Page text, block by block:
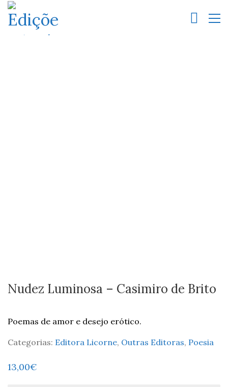
Nudez Luminosa – Casimiro de Brito
Poemas de amor e desejo erótico.
Categorias: Editora Licorne, Outras Editoras, Poesia
13,00€